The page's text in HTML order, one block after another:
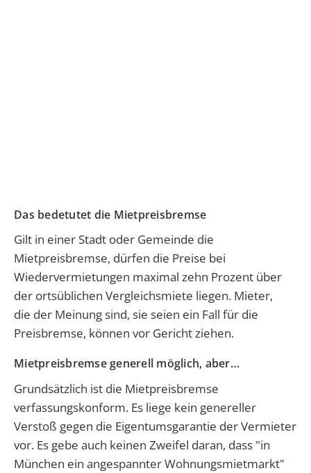
Das bedetutet die Mietpreisbremse
Gilt in einer Stadt oder Gemeinde die
Mietpreisbremse, dürfen die Preise bei
Wiedervermietungen maximal zehn Prozent über
der ortsüblichen Vergleichsmiete liegen. Mieter,
die der Meinung sind, sie seien ein Fall für die
Preisbremse, können vor Gericht ziehen.
Mietpreisbremse generell möglich, aber…
Grundsätzlich ist die Mietpreisbremse
verfassungskonform. Es liege kein genereller
Verstoß gegen die Eigentumsgarantie der Vermieter
vor. Es gebe auch keinen Zweifel daran, dass "in
München ein angespannter Wohnungsmietmarkt"